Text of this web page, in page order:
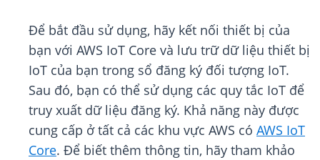
Để bắt đầu sử dụng, hãy kết nối thiết bị của
bạn với AWS IoT Core và lưu trữ dữ liệu thiết bị
IoT của bạn trong sổ đăng ký đối tượng IoT.
Sau đó, bạn có thể sử dụng các quy tắc IoT để
truy xuất dữ liệu đăng ký. Khả năng này được
cung cấp ở tất cả các khu vực AWS có AWS IoT
Core. Để biết thêm thông tin, hãy tham khảo